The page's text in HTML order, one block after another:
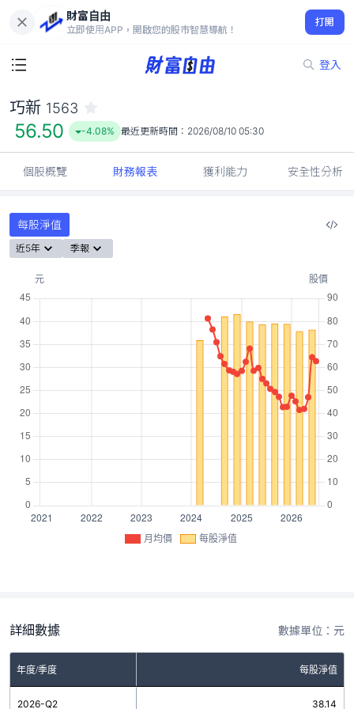
財富自由
立即使用APP，開啟您的股市智慧導航！
打開
登入
56.50
-4.08%
巧新 1563
56.50 -4.08% 最近更新時間： 2026/08/10 05:30
個股概覽 財務報表 獲利能力 安全性分析
每股淨值
近5年 季報
月均價 每股淨值
詳細數據 數據單位：元
年度/季度 每股淨值
2026-Q2 38.14